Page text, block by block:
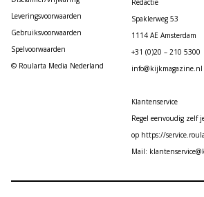
Leveringsvoorwaarden
Gebruiksvoorwaarden
Spelvoorwaarden
© Roularta Media Nederland
Redactie
Spaklerweg 53
1114 AE Amsterdam
+31 (0)20 – 210 5300
info@kijkmagazine.nl
Klantenservice
Regel eenvoudig zelf
op https://
Mail: